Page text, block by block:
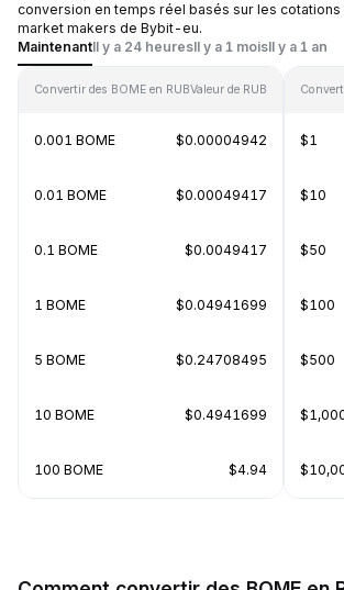
conversion en temps réel basés sur les
market makers de Bybit-eu.
MaintenantIl y a 24 heuresIl y a 1 moisIl y a 1 an
Convertir des BOME en RUBValeur de RUB
0.001 BOME $0.00004942
0.01 BOME $0.00049417
0.1 BOME $0.0049417
1 BOME $0.04941699
5 BOME $0.24708495
10 BOME $0.4941699
100 BOME $4.94
$1
$10
$50
$100
$500